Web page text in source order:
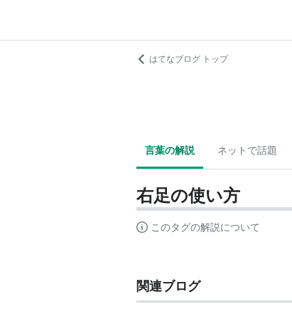
はてなブログ トップ
言葉の解説 ネットで話題
右足の使い方
このタグの解説について
関連ブログ